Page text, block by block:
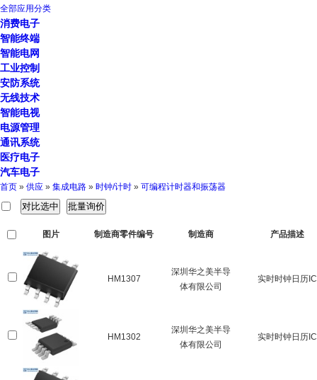
全部应用分类
消费电子
智能终端
智能电网
工业控制
安防系统
无线技术
智能电视
电源管理
通讯系统
医疗电子
汽车电子
首页 » 供应 » 集成电路 » 时钟/计时 » 可编程计时器和振荡器
图片 制造商零件编号 制造商 产品描述
HM1307
深圳华之美半导
体有限公司
实时时钟日历IC
HM1302
深圳华之美半导
体有限公司
实时时钟日历IC